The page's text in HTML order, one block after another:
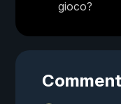
gioco?